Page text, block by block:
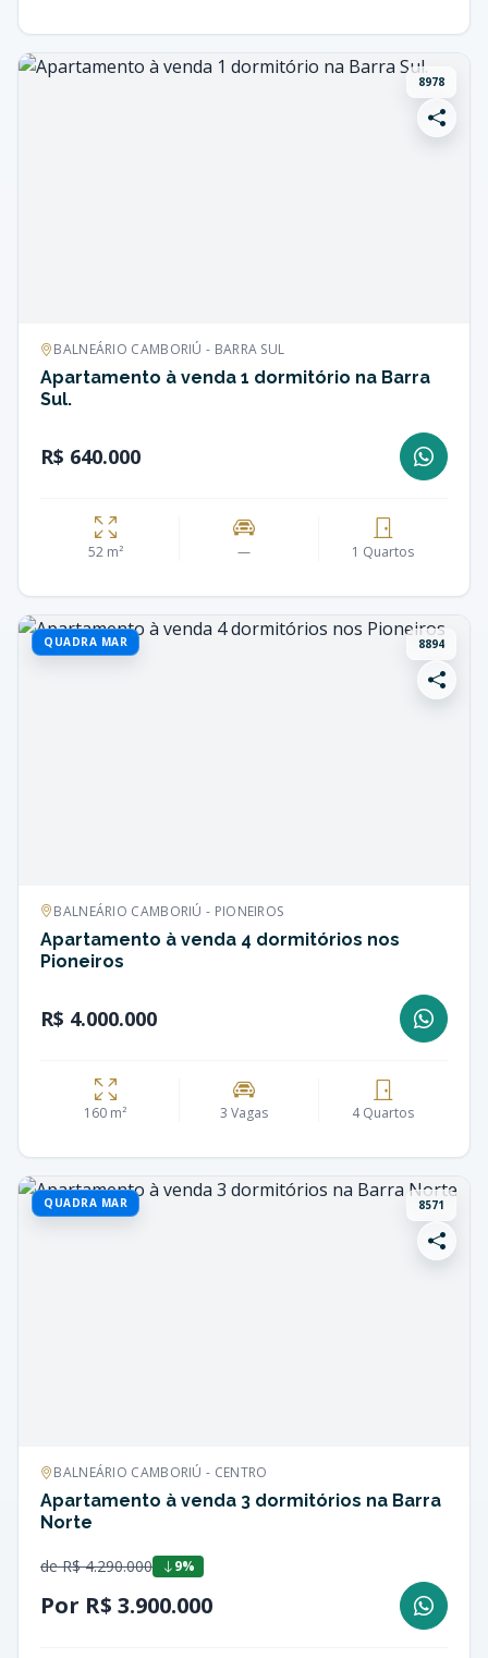
8978
BALNEÁRIO CAMBORIÚ - BARRA SUL
Apartamento à venda 1 dormitório na Barra
Sul.
R$ 640.000
52 m² — 1 Quartos
QUADRA MAR 8894
BALNEÁRIO CAMBORIÚ - PIONEIROS
Apartamento à venda 4 dormitórios nos
Pioneiros
R$ 4.000.000
160 m² 3 Vagas 4 Quartos
QUADRA MAR 8571
BALNEÁRIO CAMBORIÚ - CENTRO
Apartamento à venda 3 dormitórios na Barra
Norte
de R$ 4.290.000 9%
Por R$ 3.900.000